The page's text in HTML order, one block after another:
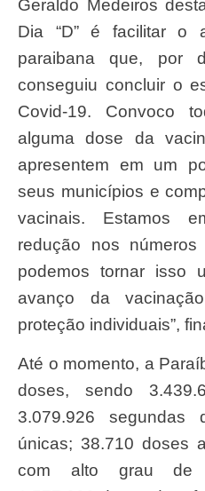
Geraldo Medeiros destaca que “o objetivo do
Dia “D” é facilitar o
paraibana que, por
conseguiu concluir o
Covid-19. Convoco
alguma dose da
apresentem em um
seus municípios e
vacinais. Estamos
redução nos
podemos tornar isso
avanço da
proteção individuais”,
Até o momento, a Paraíba já aplicou 8.219.692
doses, sendo
3.079.926 segundas
únicas; 38.710 doses
com alto grau de